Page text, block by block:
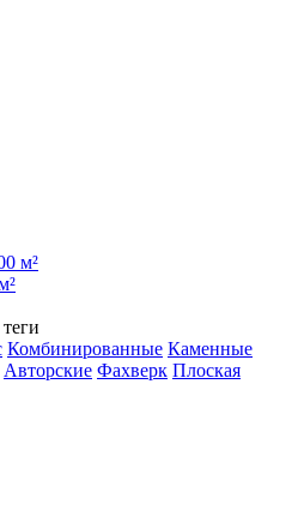
м²
Комбинированные Каменные
Авторские Фахверк Плоская